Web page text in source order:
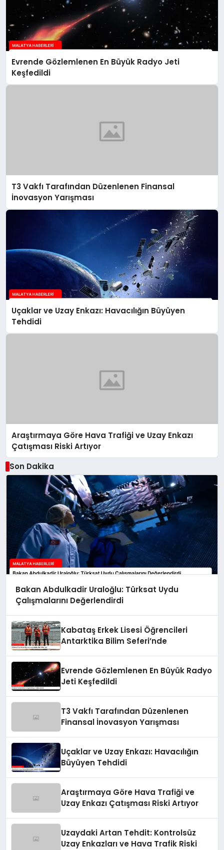
Evrende Gözlemlenen En Büyük Radyo Jeti
Keşfedildi
T3 Vakfı Tarafından Düzenlenen Finansal
İnovasyon Yarışması
Uçaklar ve Uzay Enkazı: Havacılığın Büyüyen
Tehdidi
Araştırmaya Göre Hava Trafiği ve Uzay Enkazı
Çatışması Riski Artıyor
Son Dakika
Bakan Abdulkadir Uraloğlu: Türksat Uydu
Çalışmalarını Değerlendirdi
Kabataş Erkek Lisesi Öğrencileri
Antarktika Bilim Seferi’nde
Evrende Gözlemlenen En Büyük Radyo
Jeti Keşfedildi
T3 Vakfı Tarafından Düzenlenen
Finansal İnovasyon Yarışması
Uçaklar ve Uzay Enkazı: Havacılığın
Büyüyen Tehdidi
Araştırmaya Göre Hava Trafiği ve
Uzay Enkazı Çatışması Riski Artıyor
Uzaydaki Artan Tehdit: Kontrolsüz
Uzay Enkazları ve Hava Trafik Riski